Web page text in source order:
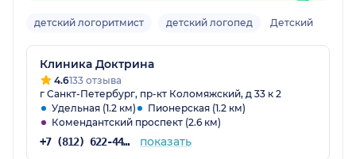
детский логоритмист детский логопед Детский
Клиника Доктрина
4.6133 отзыва
г Санкт-Петербург, пр-кт Коломяжский, д 33 к 2
Удельная (1.2 км)
Пионерская (1.2 км)
Комендантский проспект (2.6 км)
+7 (812) 622-44-36 показать